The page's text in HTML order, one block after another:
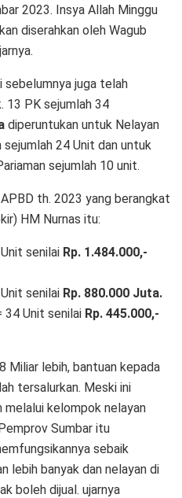
2023. Insya Allah Minggu
diserahkan oleh Wagub
sebelumnya juga telah
13 PK sejumlah 34
diperuntukan untuk Nelayan
24 Unit dan untuk
sejumlah 10 unit.
th. 2023 yang berangkat
HM Nurnas itu:
senilai Rp. 1.484.000,-
senilai Rp. 880.000 Juta.
34 Unit senilai Rp. 445.000,-
Miliar lebih, bantuan kepada
tersalurkan. Meski ini
kelompok nelayan
Sumbar itu
sebaik
lebih banyak dan nelayan di
boleh dijual. ujarnya